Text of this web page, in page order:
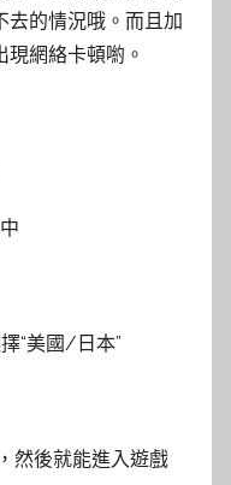
去的情況哦。而且加
網絡卡頓喲。
“美國/日本”
然後就能進入遊戲